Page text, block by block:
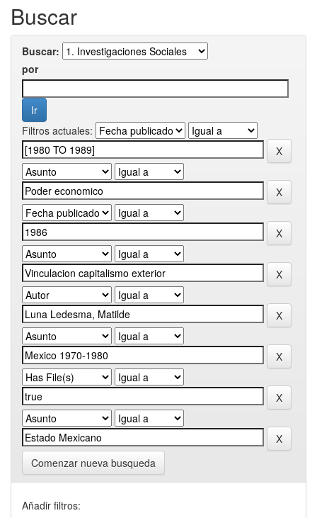
Buscar
Buscar:
por
Filtros actuales:
Comenzar nueva busqueda
Añadir filtros: